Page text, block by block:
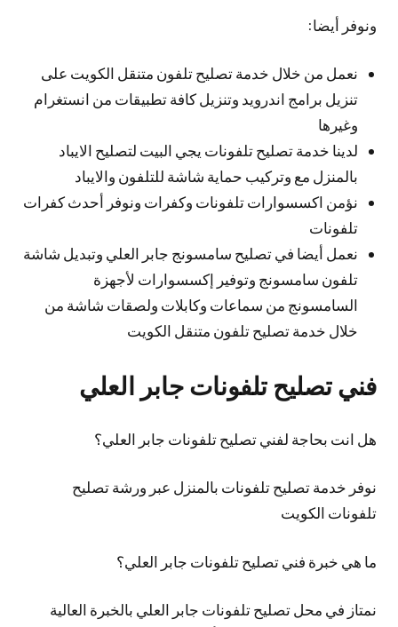
ونوفر أيضا:
نعمل من خلال خدمة تصليح تلفون متنقل الكويت على
تنزيل برامج اندرويد وتنزيل كافة تطبيقات من انستغرام
وغيرها
لدينا خدمة تصليح تلفونات يجي البيت لتصليح الايباد
بالمنزل مع وتركيب حماية شاشة للتلفون والايباد
نؤمن اكسسوارات تلفونات وكفرات ونوفر أحدث كفرات
تلفونات
نعمل أيضا في تصليح سامسونج جابر العلي وتبديل شاشة
تلفون سامسونج وتوفير إكسسوارات لأجهزة
السامسونج من سماعات وكابلات ولصقات شاشة من
خلال خدمة تصليح تلفون متنقل الكويت
فني تصليح تلفونات جابر العلي
هل انت بحاجة لفني تصليح تلفونات جابر العلي؟
نوفر خدمة تصليح تلفونات بالمنزل عبر ورشة تصليح
تلفونات الكويت
ما هي خبرة فني تصليح تلفونات جابر العلي؟
نمتاز في محل تصليح تلفونات جابر العلي بالخبرة العالية